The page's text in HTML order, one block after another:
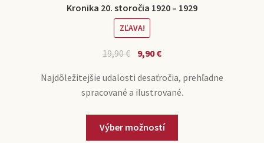
Kronika 20. storočia 1920 – 1929
ZĽAVA!
19,90€ 9,90€
Najdôležitejšie udalosti desaťročia, prehľadne
spracované a ilustrované.
Výber možností